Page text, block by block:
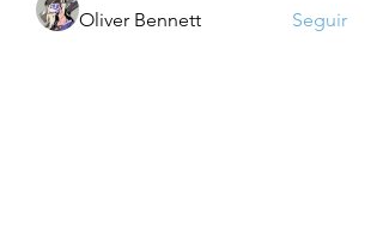
Oliver Bennett Seguir